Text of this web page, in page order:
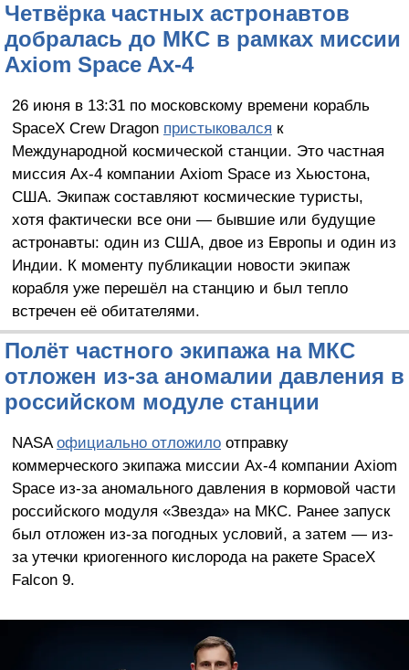
Четвёрка частных астронавтов
добралась до МКС в рамках миссии
Axiom Space Ax-4
26 июня в 13:31 по московскому времени корабль
SpaceX Crew Dragon пристыковался к
Международной космической станции. Это частная
миссия Ax-4 компании Axiom Space из Хьюстона,
США. Экипаж составляют космические туристы,
хотя фактически все они — бывшие или будущие
астронавты: один из США, двое из Европы и один из
Индии. К моменту публикации новости экипаж
корабля уже перешёл на станцию и был тепло
встречен её обитателями.
Полёт частного экипажа на МКС
отложен из-за аномалии давления в
российском модуле станции
NASAофициально отложилоотправку
коммерческого экипажа миссии Ax-4 компании Axiom
Space из-за аномального давления в кормовой части
российского модуля «Звезда» на МКС. Ранее запуск
был отложен из-за погодных условий, а затем — из-
за утечки криогенного кислорода на ракете SpaceX
Falcon 9.